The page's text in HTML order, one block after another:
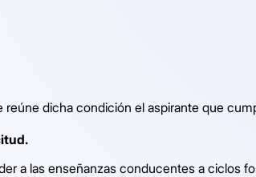
dicha condición el aspirante que
a las enseñanzas conducentes a ciclos